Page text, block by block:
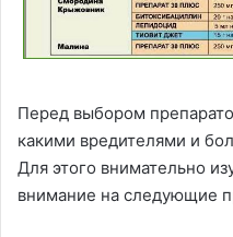
Перед выбором
какими вредителями и
Для этого внимательно
внимание на следующие